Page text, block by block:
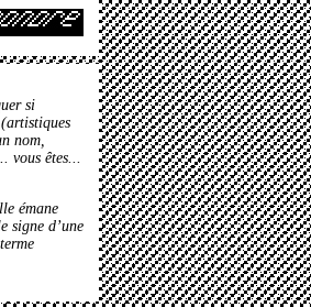
si
nom,
vous êtes...
émane
signe d’une